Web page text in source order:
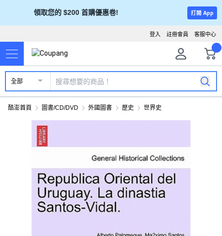
領取您的 $200 首購優惠卷! 打開 App
客服中心
註冊會員
登入
全部
酷澎首頁 圖書/CD/DVD 外國圖書 歷史 世界史